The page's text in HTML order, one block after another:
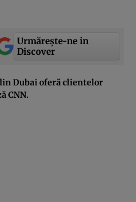
Urmărește-ne in
Discover
Dubai oferă clientelor
CNN.